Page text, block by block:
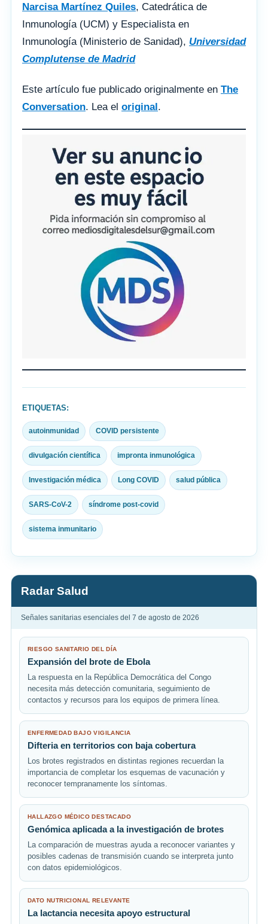
Narcisa Martínez Quiles, Catedrática de
Inmunología (UCM) y Especialista en
Inmunología (Ministerio de Sanidad), Universidad
Complutense de Madrid
Este artículo fue publicado originalmente en The
Conversation. Lea el original.
ETIQUETAS:
autoinmunidad COVID persistente
divulgación científica impronta inmunológica
Investigación médica Long COVID salud pública
SARS-CoV-2 síndrome post-covid
sistema inmunitario
Radar Salud
Señales sanitarias esenciales del 7 de agosto de 2026
RIESGO SANITARIO DEL DÍA
Expansión del brote de Ebola
La respuesta en la República Democrática del Congo
necesita más detección comunitaria, seguimiento de
contactos y recursos para los equipos de primera línea.
ENFERMEDAD BAJO VIGILANCIA
Difteria en territorios con baja cobertura
Los brotes registrados en distintas regiones recuerdan la
importancia de completar los esquemas de vacunación y
reconocer tempranamente los síntomas.
HALLAZGO MÉDICO DESTACADO
Genómica aplicada a la investigación de brotes
La comparación de muestras ayuda a reconocer variantes y
posibles cadenas de transmisión cuando se interpreta junto
con datos epidemiológicos.
DATO NUTRICIONAL RELEVANTE
La lactancia necesita apoyo estructural